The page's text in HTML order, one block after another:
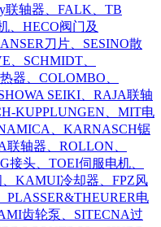
联轴器、FALK、TB
、HECO阀门及
刀片、SESINO散
、SCHMIDT、
器、COLOMBO、
SEIKI、RAJA联轴
KUPPLUNGEN、MIT电
、KARNASCH锯
轴器、ROLLON、
头、TOEI伺服电机、
KAMUI冷却器、FPZ风
电
齿轮泵、SITECNA过